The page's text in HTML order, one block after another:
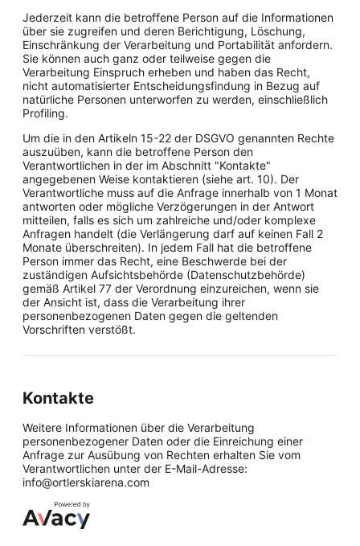
Jederzeit kann die betroffene Person auf die Informationen
über sie zugreifen und deren Berichtigung, Löschung,
Einschränkung der Verarbeitung und Portabilität anfordern.
Sie können auch ganz oder teilweise gegen die
Verarbeitung Einspruch erheben und haben das Recht,
nicht automatisierter Entscheidungsfindung in Bezug auf
natürliche Personen unterworfen zu werden, einschließlich
Profiling.
Um die in den Artikeln 15-22 der DSGVO genannten Rechte
auszuüben, kann die betroffene Person den
Verantwortlichen in der im Abschnitt "Kontakte"
angegebenen Weise kontaktieren (siehe art. 10). Der
Verantwortliche muss auf die Anfrage innerhalb von 1 Monat
antworten oder mögliche Verzögerungen in der Antwort
mitteilen, falls es sich um zahlreiche und/oder komplexe
Anfragen handelt (die Verlängerung darf auf keinen Fall 2
Monate überschreiten). In jedem Fall hat die betroffene
Person immer das Recht, eine Beschwerde bei der
zuständigen Aufsichtsbehörde (Datenschutzbehörde)
gemäß Artikel 77 der Verordnung einzureichen, wenn sie
der Ansicht ist, dass die Verarbeitung ihrer
personenbezogenen Daten gegen die geltenden
Vorschriften verstößt.
Kontakte
Weitere Informationen über die Verarbeitung
personenbezogener Daten oder die Einreichung einer
Anfrage zur Ausübung von Rechten erhalten Sie vom
Verantwortlichen unter der E-Mail-Adresse:
info@ortlerskiarena.com